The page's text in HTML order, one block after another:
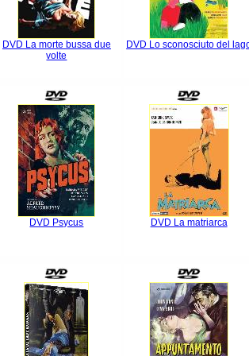
DVD La morte bussa due
volte
DVD Lo sconosciuto del
DVD Psycus DVD La matriarca